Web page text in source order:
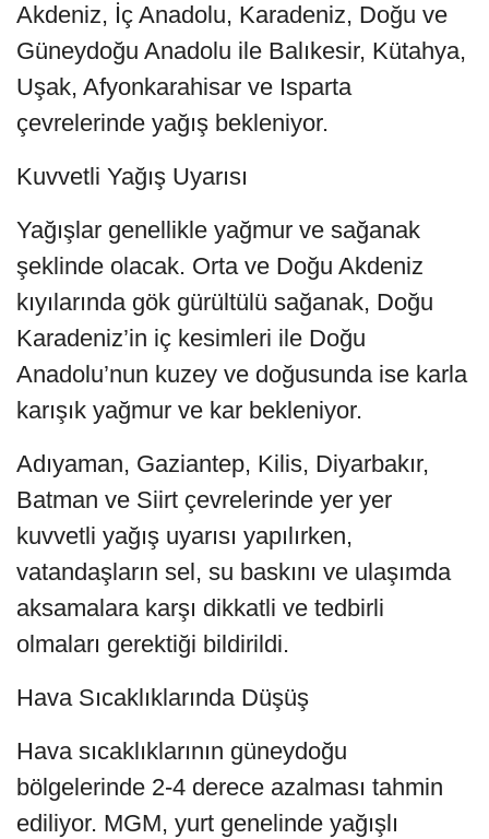
Akdeniz, İç Anadolu, Karadeniz, Doğu ve
Güneydoğu Anadolu ile Balıkesir, Kütahya,
Uşak, Afyonkarahisar ve Isparta
çevrelerinde yağış bekleniyor.
Kuvvetli Yağış Uyarısı
Yağışlar genellikle yağmur ve sağanak
şeklinde olacak. Orta ve Doğu Akdeniz
kıyılarında gök gürültülü sağanak, Doğu
Karadeniz’in iç kesimleri ile Doğu
Anadolu’nun kuzey ve doğusunda ise karla
karışık yağmur ve kar bekleniyor.
Adıyaman, Gaziantep, Kilis, Diyarbakır,
Batman ve Siirt çevrelerinde yer yer
kuvvetli yağış uyarısı yapılırken,
vatandaşların sel, su baskını ve ulaşımda
aksamalara karşı dikkatli ve tedbirli
olmaları gerektiği bildirildi.
Hava Sıcaklıklarında Düşüş
Hava sıcaklıklarının güneydoğu
bölgelerinde 2-4 derece azalması tahmin
ediliyor. MGM, yurt genelinde yağışlı